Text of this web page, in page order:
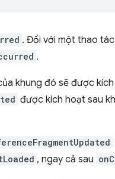
. Đối với một thao
.
khung đó sẽ được
được kích hoạt sau
, ngay cả sau